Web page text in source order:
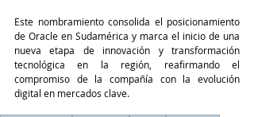
Este nombramiento consolida el posicionamiento
de Oracle en Sudamérica y marca el inicio de una
nueva etapa de innovación y transformación
tecnológica en la región, reafirmando el
compromiso de la compañía con la evolución
digital en mercados clave.